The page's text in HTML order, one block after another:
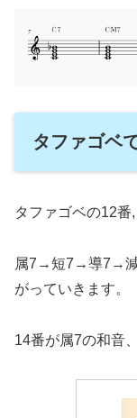
タファゴベ
タファゴベの12番
属7→短7→導7→
がっていきます。
14番が属7の和音